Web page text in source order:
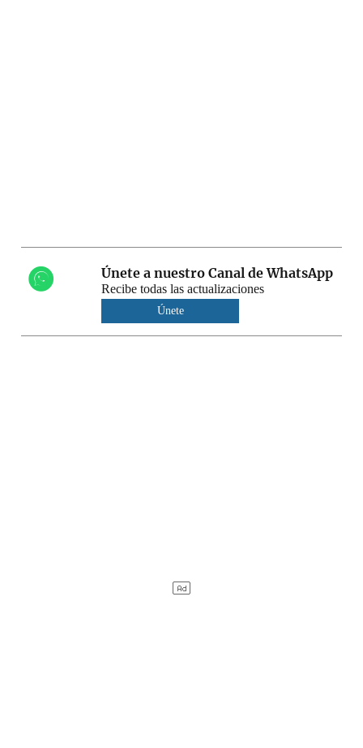
Únete a nuestro Canal de WhatsApp
Recibe todas las actualizaciones
Únete